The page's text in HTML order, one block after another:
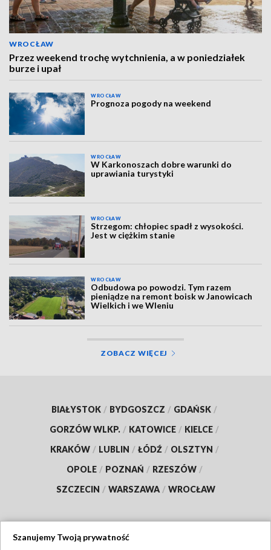
WROCŁAW
Przez weekend trochę wytchnienia, a w poniedziałek
burze i upał
WROCŁAW
Prognoza pogody na weekend
WROCŁAW
W Karkonoszach dobre warunki do
uprawiania turystyki
WROCŁAW
Strzegom: chłopiec spadł z wysokości.
Jest w ciężkim stanie
WROCŁAW
Odbudowa po powodzi. Tym razem
pieniądze na remont boisk w Janowicach
Wielkich i we Wleniu
ZOBACZ WIĘCEJ
BIAŁYSTOK / BYDGOSZCZ / GDAŃSK /
GORZÓW WLKP. / KATOWICE / KIELCE /
KRAKÓW / LUBLIN / ŁÓDŹ / OLSZTYN /
OPOLE / POZNAŃ / RZESZÓW /
SZCZECIN / WARSZAWA / WROCŁAW
Szanujemy Twoją prywatność